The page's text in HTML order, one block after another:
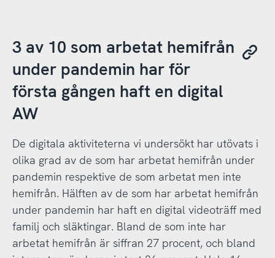
3 av 10 som arbetat hemifrån
under pandemin har för
första gången haft en digital
AW
De digitala aktiviteterna vi undersökt har utövats i
olika grad av de som har arbetat hemifrån under
pandemin respektive de som arbetat men inte
hemifrån. Hälften av de som har arbetat hemifrån
under pandemin har haft en digital videoträff med
familj och släktingar. Bland de som inte har
arbetat hemifrån är siffran 27 procent, och bland